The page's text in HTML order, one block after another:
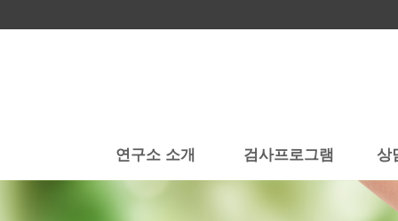
연구소 소개 검사프로그램 상